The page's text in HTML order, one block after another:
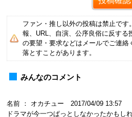
ファン・推し以外の投稿は禁止で
報、URL、自演、公序良俗に反する
の要望・要求などはメールでご連
落とすことがあります。
みんなのコメント
名前 ： オカチュー 2017/04/09 13:57
ドラマが今一つぱっとしなかったかもし